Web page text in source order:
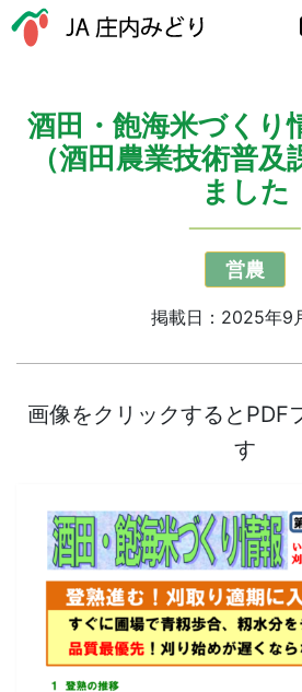
酒田・飽海米づくり
（酒田農業技術普及
ました
営農
掲載日：2025年9
画像をクリックするとPDF
す